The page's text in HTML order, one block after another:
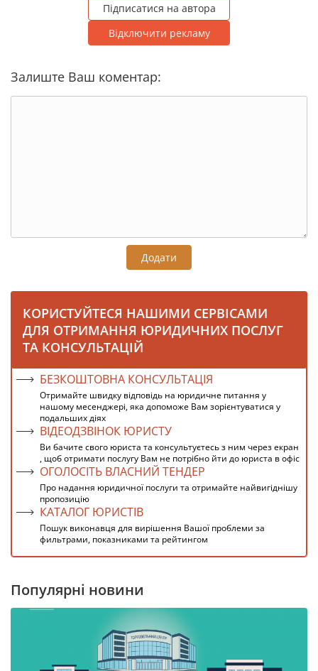
Підписатися на автора
Відключити рекламу
Залиште Ваш коментар:
Додати
КОРИСТУЙТЕСЯ НАШИМИ СЕРВІСАМИ
ДЛЯ ОТРИМАННЯ ЮРИДИЧНИХ ПОСЛУГ
ТА КОНСУЛЬТАЦІЙ
БЕЗКОШТОВНА КОНСУЛЬТАЦІЯ
Отримайте швидку відповідь на юридичне питання у
нашому месенджері, яка допоможе Вам зорієнтуватися у
подальших діях
ВІДЕОДЗВІНОК ЮРИСТУ
Ви бачите свого юриста та консультуєтесь з ним через екран
, щоб отримати послугу Вам не потрібно йти до юриста в офіс
ОГОЛОСІТЬ ВЛАСНИЙ ТЕНДЕР
Про надання юридичної послуги та отримайте найвигіднішу
пропозицію
КАТАЛОГ ЮРИСТІВ
Пошук виконавця для вирішення Вашої проблеми за
фильтрами, показниками та рейтингом
Популярні новини